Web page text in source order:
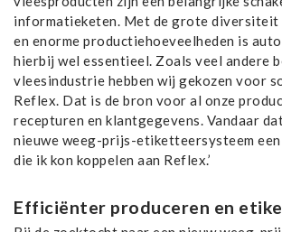
informatieketen. Met de grote diversiteit
en enorme productiehoeveelheden is
hierbij wel essentieel. Zoals veel andere
vleesindustrie hebben wij gekozen voor
Reflex. Dat is de bron voor al onze
recepturen en klantgegevens. Vandaar
nieuwe weeg-prijs-etiketteersysteem een
die ik kon koppelen aan Reflex.’
Efficiënter produceren en